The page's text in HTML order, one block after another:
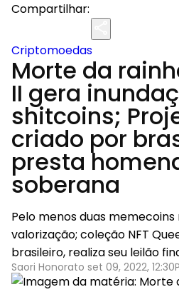
Compartilhar:
Criptomoedas
Morte da
II gera
shitcoins;
criado por
presta
soberana
Pelo menos duas
valorização; coleção NFT
brasileiro, realiza seu leilão
Saori Honorato set 09, 2022,